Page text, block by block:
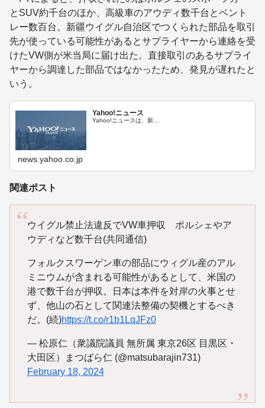
とSUV約千台のほか、高級車のアウディ数千台とベント
レー数百台。新疆ウイグル自治区でつくられた部品を取引
先が使っている可能性があるとサプライヤーから連絡を受
けたVW側が米当局に届け出た。直接取引のあるサプライ
ヤーから調達した部品ではなかったため、発見が遅れたと
いう。
Yahoo!ニュース
Yahoo!ニュースは、新…
news.yahoo.co.jp
関連ポスト
ウイグル禁止法違反でVW車押収 ポルシェやア
ウディなど数千台(共同通信)
フォルクスワーゲン車の部品にウィグル産のアル
ミニウムが含まれる可能性があるとして、米国の
港で数千台が押収。日本は本件を対岸の火事とせ
ず、他山の石として関連法整備の契機とするべき
だ。(続)https://t.co/r1b1LqJFz0
— 松原仁（衆議院議員 無所属 東京26区 目黒区・
大田区）まつばら仁 (@matsubarajin731)
February 18, 2024